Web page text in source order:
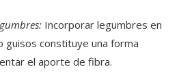
Incorporar legumbres en
guisos constituye una forma
el aporte de fibra.